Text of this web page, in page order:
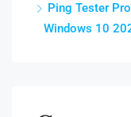
Ping Tester
Windows 10